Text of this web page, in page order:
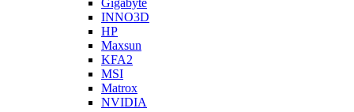
Gigabyte
INNO3D
HP
Maxsun
KFA2
MSI
Matrox
NVIDIA